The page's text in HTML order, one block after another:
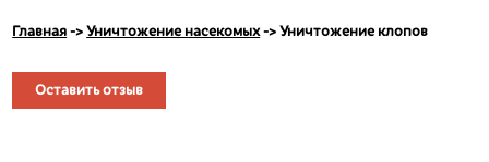
Главная ->Уничтожение насекомых->Уничтожение клопов
Оставить отзыв